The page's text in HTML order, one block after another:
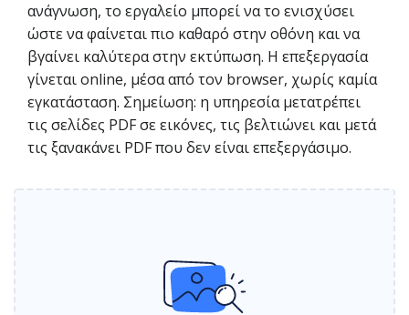
ανάγνωση, το εργαλείο μπορεί να το ενισχύσει
ώστε να φαίνεται πιο καθαρό στην οθόνη και να
βγαίνει καλύτερα στην εκτύπωση. Η επεξεργασία
γίνεται online, μέσα από τον browser, χωρίς καμία
εγκατάσταση. Σημείωση: η υπηρεσία μετατρέπει
τις σελίδες PDF σε εικόνες, τις βελτιώνει και μετά
τις ξανακάνει PDF που δεν είναι επεξεργάσιμο.